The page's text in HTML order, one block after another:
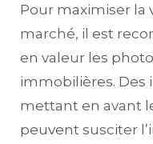
Pour maximiser la
marché, il est
en valeur les
immobilières. Des
mettant en avant
peuvent susciter